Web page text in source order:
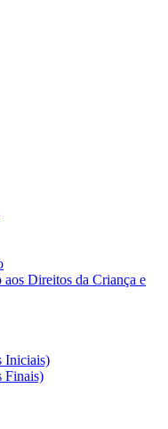
Direitos da Criança e
Iniciais)
Finais)